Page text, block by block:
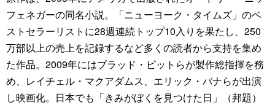
フェネガーの同名小説。「ニューヨーク・タイムズ」のベ
ストセラーリストに28週連続トップ10入りを果たし、250
万部以上の売上を記録するなど多くの読者から支持を集め
た作品。2009年にはブラッド・ピットらが製作総指揮を務
め、レイチェル・マクアダムス、エリック・バナらが出演
し映画化。日本でも「きみがぼくを見つけた日」（邦題）